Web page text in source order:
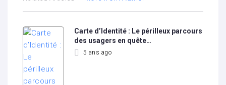
Carte d’Identité : Le périlleux parcours
des usagers en quête…
5 ans ago